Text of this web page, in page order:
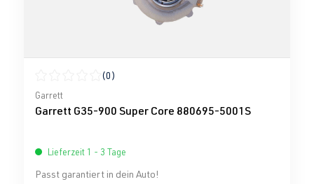
Durchschnittliche Bewertung von 0 von 5 Sternen
(0)
Garrett
Garrett G35-900 Super Core 880695-5001S
Lieferzeit 1 - 3 Tage
Passt garantiert in dein Auto!